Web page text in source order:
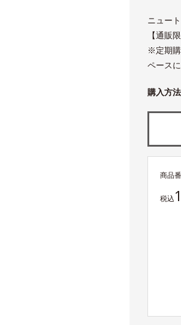
ニュー
【通販
※定期
ペース
購入方
商品
税込